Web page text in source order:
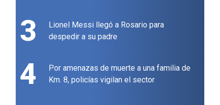
3
Lionel Messi llegó a Rosario para
despedir a su padre
4
Por amenazas de muerte a una familia de
Km. 8, policías vigilan el sector